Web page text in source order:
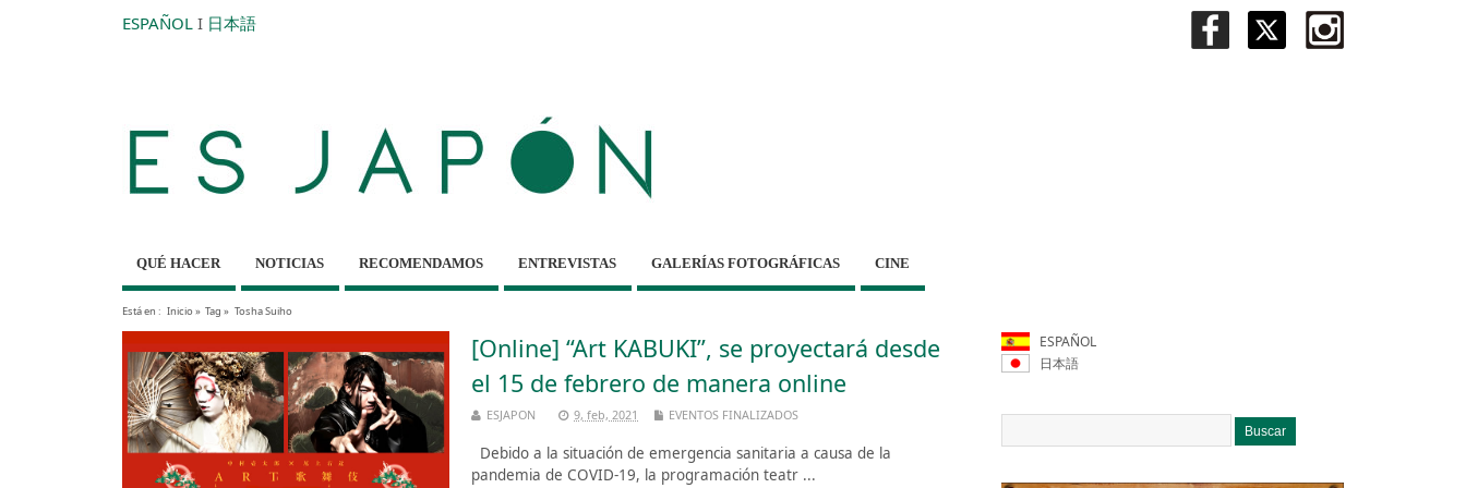
ESPAÑOL I 日本語
QUÉ HACER NOTICIAS RECOMENDAMOS ENTREVISTAS GALERÍAS FOTOGRÁFICAS CINE
Está en : Inicio» Tag » Tosha Suiho
[Online] “Art KABUKI”, se proyectará desde
el 15 de febrero de manera online
ESJAPON 9, feb, 2021 EVENTOS FINALIZADOS
Debido a la situación de emergencia sanitaria a causa de la
pandemia de COVID-19, la programación teatr ...
ESPAÑOL
日本語